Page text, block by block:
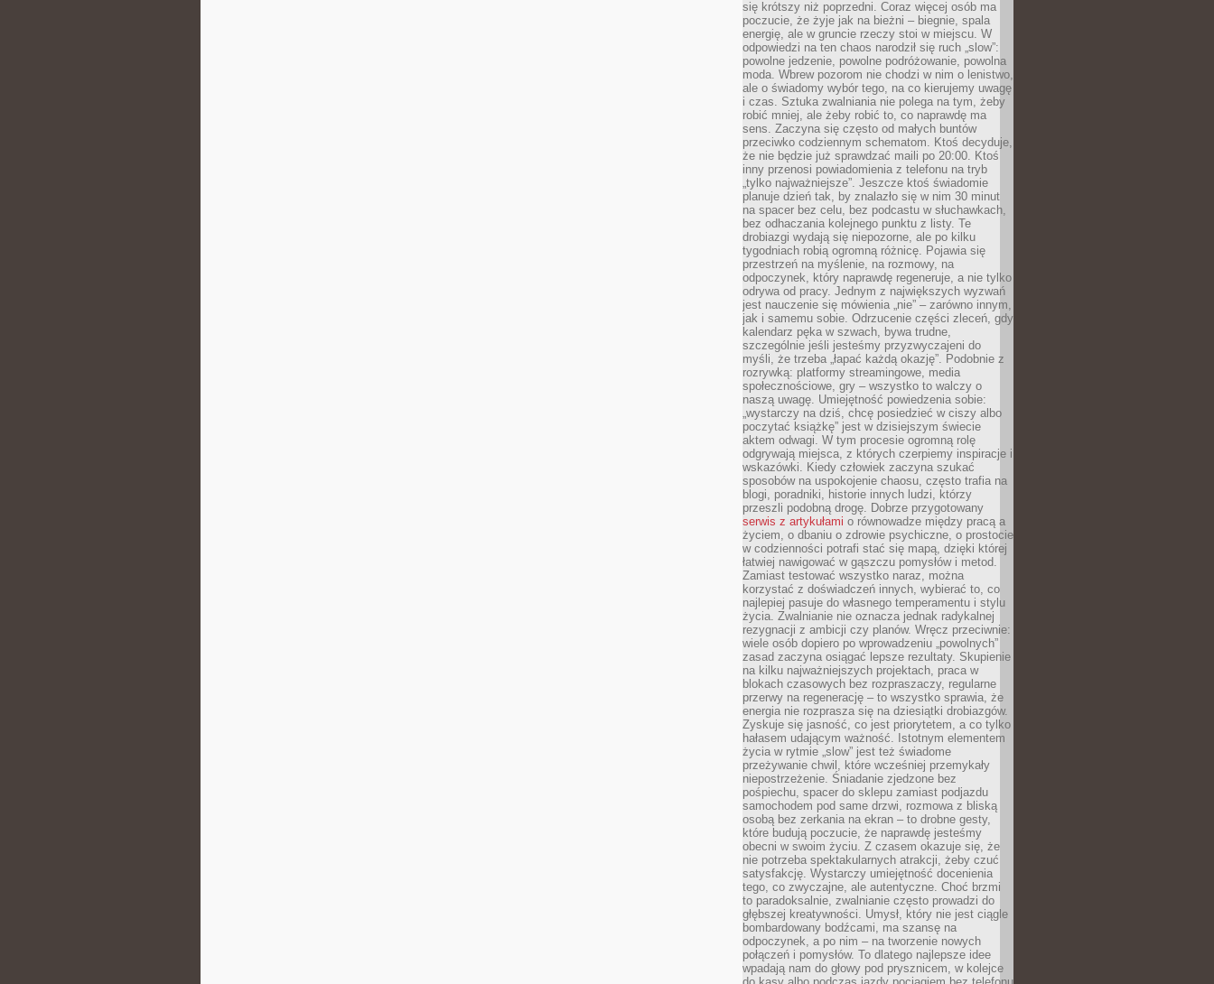
się krótszy niż poprzedni. Coraz więcej osób ma
poczucie, że żyje jak na bieżni – biegnie, spala
energię, ale w gruncie rzeczy stoi w miejscu. W
odpowiedzi na ten chaos narodził się ruch „slow”:
powolne jedzenie, powolne podróżowanie, powolna
moda. Wbrew pozorom nie chodzi w nim o lenistwo,
ale o świadomy wybór tego, na co kierujemy uwagę
i czas. Sztuka zwalniania nie polega na tym, żeby
robić mniej, ale żeby robić to, co naprawdę ma
sens. Zaczyna się często od małych buntów
przeciwko codziennym schematom. Ktoś decyduje,
że nie będzie już sprawdzać maili po 20:00. Ktoś
inny przenosi powiadomienia z telefonu na tryb
„tylko najważniejsze”. Jeszcze ktoś świadomie
planuje dzień tak, by znalazło się w nim 30 minut
na spacer bez celu, bez podcastu w słuchawkach,
bez odhaczania kolejnego punktu z listy. Te
drobiazgi wydają się niepozorne, ale po kilku
tygodniach robią ogromną różnicę. Pojawia się
przestrzeń na myślenie, na rozmowy, na
odpoczynek, który naprawdę regeneruje, a nie tylko
odrywa od pracy. Jednym z największych wyzwań
jest nauczenie się mówienia „nie” – zarówno innym,
jak i samemu sobie. Odrzucenie części zleceń, gdy
kalendarz pęka w szwach, bywa trudne,
szczególnie jeśli jesteśmy przyzwyczajeni do
myśli, że trzeba „łapać każdą okazję”. Podobnie z
rozrywką: platformy streamingowe, media
społecznościowe, gry – wszystko to walczy o
naszą uwagę. Umiejętność powiedzenia sobie:
„wystarczy na dziś, chcę posiedzieć w ciszy albo
poczytać książkę” jest w dzisiejszym świecie
aktem odwagi. W tym procesie ogromną rolę
odgrywają miejsca, z których czerpiemy inspiracje i
wskazówki. Kiedy człowiek zaczyna szukać
sposobów na uspokojenie chaosu, często trafia na
blogi, poradniki, historie innych ludzi, którzy
przeszli podobną drogę. Dobrze przygotowany
serwis z artykułami o równowadze między pracą a
życiem, o dbaniu o zdrowie psychiczne, o prostocie
w codzienności potrafi stać się mapą, dzięki której
łatwiej nawigować w gąszczu pomysłów i metod.
Zamiast testować wszystko naraz, można
korzystać z doświadczeń innych, wybierać to, co
najlepiej pasuje do własnego temperamentu i stylu
życia. Zwalnianie nie oznacza jednak radykalnej
rezygnacji z ambicji czy planów. Wręcz przeciwnie:
wiele osób dopiero po wprowadzeniu „powolnych”
zasad zaczyna osiągać lepsze rezultaty. Skupienie
na kilku najważniejszych projektach, praca w
blokach czasowych bez rozpraszaczy, regularne
przerwy na regenerację – to wszystko sprawia, że
energia nie rozprasza się na dziesiątki drobiazgów.
Zyskuje się jasność, co jest priorytetem, a co tylko
hałasem udającym ważność. Istotnym elementem
życia w rytmie „slow” jest też świadome
przeżywanie chwil, które wcześniej przemykały
niepostrzeżenie. Śniadanie zjedzone bez
pośpiechu, spacer do sklepu zamiast podjazdu
samochodem pod same drzwi, rozmowa z bliską
osobą bez zerkania na ekran – to drobne gesty,
które budują poczucie, że naprawdę jesteśmy
obecni w swoim życiu. Z czasem okazuje się, że
nie potrzeba spektakularnych atrakcji, żeby czuć
satysfakcję. Wystarczy umiejętność docenienia
tego, co zwyczajne, ale autentyczne. Choć brzmi
to paradoksalnie, zwalnianie często prowadzi do
głębszej kreatywności. Umysł, który nie jest ciągle
bombardowany bodźcami, ma szansę na
odpoczynek, a po nim – na tworzenie nowych
połączeń i pomysłów. To dlatego najlepsze idee
wpadają nam do głowy pod prysznicem, w kolejce